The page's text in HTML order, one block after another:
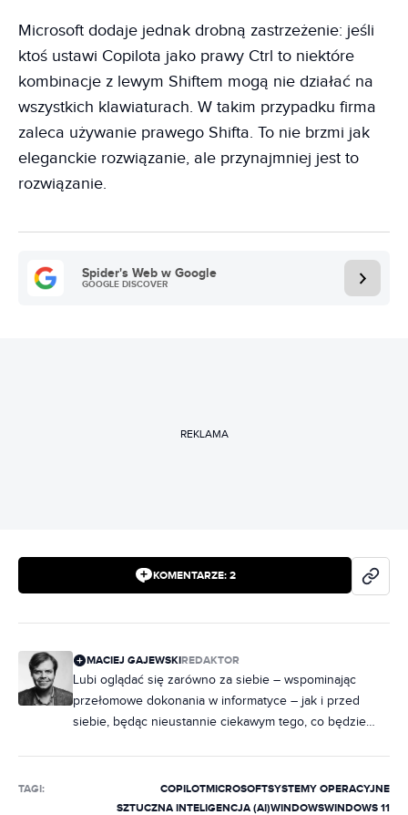
Microsoft dodaje jednak drobną zastrzeżenie: jeśli
ktoś ustawi Copilota jako prawy Ctrl to niektóre
kombinacje z lewym Shiftem mogą nie działać na
wszystkich klawiaturach. W takim przypadku firma
zaleca używanie prawego Shifta. To nie brzmi jak
eleganckie rozwiązanie, ale przynajmniej jest to
rozwiązanie.
Spider's Web w Google
GOOGLE DISCOVER
REKLAMA
KOMENTARZE: 2
MACIEJ GAJEWSKIREDAKTOR
Lubi oglądać się zarówno za siebie – wspominając
przełomowe dokonania w informatyce – jak i przed
siebie, będąc nieustannie ciekawym tego, co będzie
czy sztuczna inteligencja. Nic dziwnego, że jako
specjalizację obrał sobie pilnowanie firmy Microsoft.
TAGI: COPILOTMICROSOFTSYSTEMY OPERACYJNE
SZTUCZNA INTELIGENCJA (AI)WINDOWSWINDOWS 11